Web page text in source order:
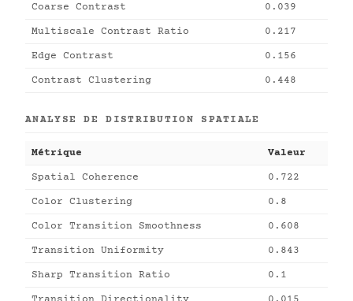
Coarse Contrast 0.039
Multiscale Contrast Ratio 0.217
Edge Contrast 0.156
Contrast Clustering 0.448
ANALYSE DE DISTRIBUTION SPATIALE
Métrique Valeur
Spatial Coherence 0.722
Color Clustering 0.8
Color Transition Smoothness 0.608
Transition Uniformity 0.843
Sharp Transition Ratio 0.1